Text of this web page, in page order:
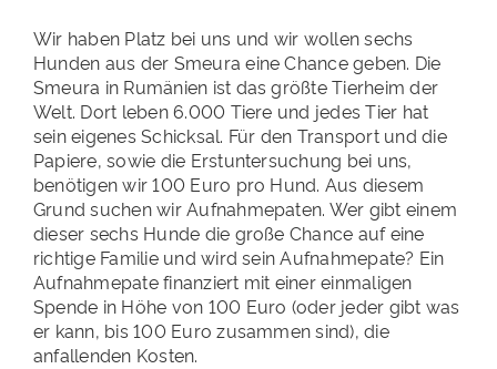
Wir haben Platz bei uns und wir wollen sechs
Hunden aus der Smeura eine Chance geben. Die
Smeura in Rumänien ist das größte Tierheim der
Welt. Dort leben 6.000 Tiere und jedes Tier hat
sein eigenes Schicksal. Für den Transport und die
Papiere, sowie die Erstuntersuchung bei uns,
benötigen wir 100 Euro pro Hund. Aus diesem
Grund suchen wir Aufnahmepaten. Wer gibt einem
dieser sechs Hunde die große Chance auf eine
richtige Familie und wird sein Aufnahmepate? Ein
Aufnahmepate finanziert mit einer einmaligen
Spende in Höhe von 100 Euro (oder jeder gibt was
er kann, bis 100 Euro zusammen sind), die
anfallenden Kosten.